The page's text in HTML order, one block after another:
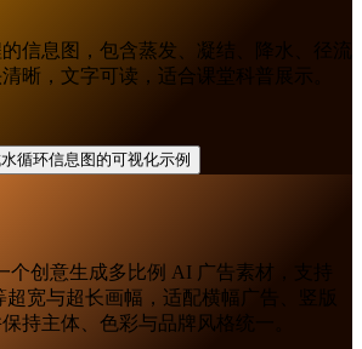
信息图，包含蒸发、凝结、降水、径流
晰，文字可读，适合课堂科普展示。
个创意生成多比例 AI 广告素材，支持
超宽与超长画幅，适配横幅广告、竖版
持主体、色彩与品牌风格统一。